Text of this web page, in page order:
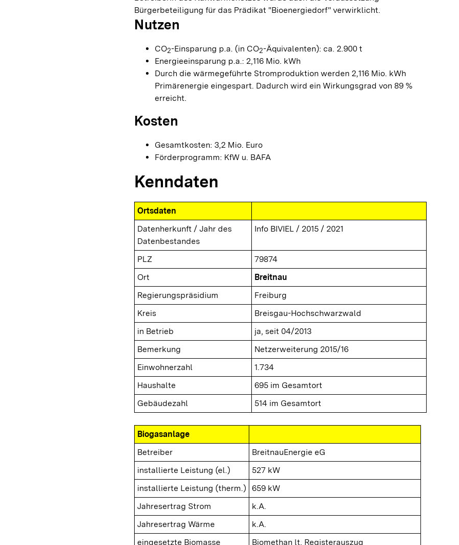
Bürgerbeteiligung für das Prädikat "Bioenergiedorf" verwirklicht.
Nutzen
CO2-Einsparung p.a. (in CO2-Äquivalenten): ca. 2.900 t
Energieeinsparung p.a.: 2,116 Mio. kWh
Durch die wärmegeführte Stromproduktion werden 2,116 Mio. kWh
Primärenergie eingespart. Dadurch wird ein Wirkungsgrad von 89 %
erreicht.
Kosten
Gesamtkosten: 3,2 Mio. Euro
Förderprogramm: KfW u. BAFA
Kenndaten
Ortsdaten
Datenherkunft / Jahr des
Datenbestandes
Info BIVIEL / 2015 / 2021
PLZ
79874
Ort
Breitnau
Regierungspräsidium
Freiburg
Kreis
Breisgau-Hochschwarzwald
in Betrieb
ja, seit 04/2013
Bemerkung
Netzerweiterung 2015/16
Einwohnerzahl
1.734
Haushalte
695 im Gesamtort
Gebäudezahl
514 im Gesamtort
Biogasanlage
Betreiber
BreitnauEnergie eG
installierte Leistung (el.)
527 kW
installierte Leistung (therm.)
659 kW
Jahresertrag Strom
k.A.
Jahresertrag Wärme
k.A.
eingesetzte Biomasse
Biomethan lt. Registerauszug